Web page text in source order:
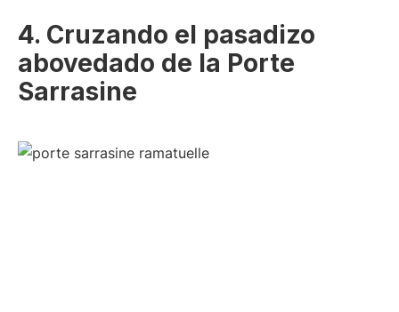
4. Cruzando el pasadizo
abovedado de la Porte
Sarrasine